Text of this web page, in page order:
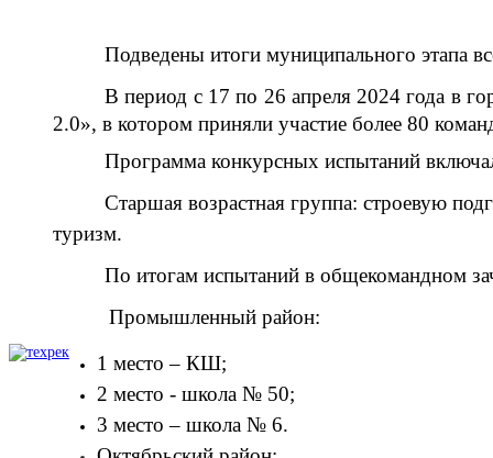
Подведены итоги муниципального этапа
В период с 17по 26 апреля 2024 года в
2.0», в котором приняли участие более 80
Программа конкурсных испытаний
Старшая возрастная группа: строевую
туризм.
По итогам испытаний в общекомандном
Промышленный район:
1 место – КШ;
2 место - школа № 50;
3 место – школа № 6.